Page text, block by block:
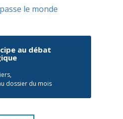
le monde
au débat
dossier du mois